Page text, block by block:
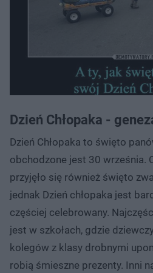
Dzień Chłopaka -
Dzień Chłopaka to święto
obchodzone jest 30 września.
przyjęło się również święto
jednak Dzień chłopaka jest
częściej celebrowany.
jest w szkołach, gdzie
kolegów z klasy drobnymi
robią śmieszne prezenty. Inni